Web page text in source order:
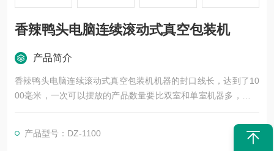
香辣鸭头电脑连续滚动式真空包装机
产品简介
香辣鸭头电脑连续滚动式真空包装机机器的封口线长，达到了10
00毫米，一次可以摆放的产品数量要比双室和单室机器多，所以
性价比是很高的。
产品型号：DZ-1100